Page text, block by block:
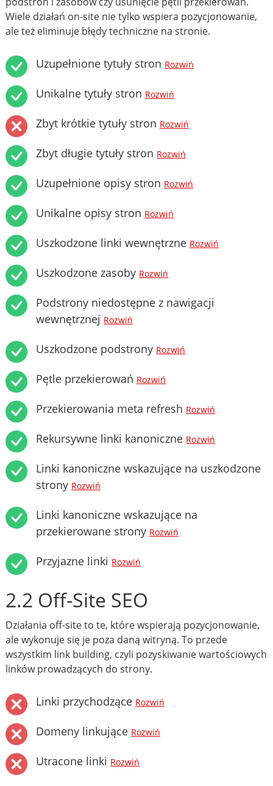
Wiele działań on-site nie tylko wspiera pozycjonowanie,
ale też eliminuje błędy techniczne na stronie.
Uzupełnione tytuły stron Rozwiń
Unikalne tytuły stron Rozwiń
Zbyt krótkie tytuły stron Rozwiń
Zbyt długie tytuły stron Rozwiń
Uzupełnione opisy stron Rozwiń
Unikalne opisy stron Rozwiń
Uszkodzone linki wewnętrzne Rozwiń
Uszkodzone zasoby Rozwiń
Podstrony niedostępne z nawigacji
wewnętrznej Rozwiń
Uszkodzone podstrony Rozwiń
Pętle przekierowań Rozwiń
Przekierowania meta refresh Rozwiń
Rekursywne linki kanoniczne Rozwiń
Linki kanoniczne wskazujące na uszkodzone
strony Rozwiń
Linki kanoniczne wskazujące na
przekierowane strony Rozwiń
Przyjazne linki Rozwiń
2.2 Off-Site SEO
Działania off-site to te, które wspierają pozycjonowanie,
ale wykonuje się je poza daną witryną. To przede
wszystkim link building, czyli pozyskiwanie wartościowych
linków prowadzących do strony.
Linki przychodzące Rozwiń
Domeny linkujące Rozwiń
Utracone linki Rozwiń